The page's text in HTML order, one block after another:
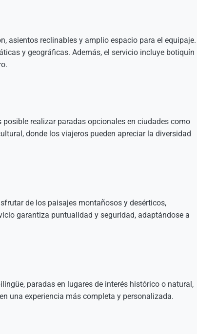
asientos reclinables y amplio espacio para el equipaje.
y geográficas. Además, el servicio incluye botiquín
realizar paradas opcionales en ciudades como
donde los viajeros pueden apreciar la diversidad
de los paisajes montañosos y desérticos,
garantiza puntualidad y seguridad, adaptándose a
paradas en lugares de interés histórico o natural,
una experiencia más completa y personalizada.